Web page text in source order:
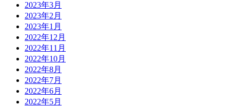
2023年3月
2023年2月
2023年1月
2022年12月
2022年11月
2022年10月
2022年8月
2022年7月
2022年6月
2022年5月